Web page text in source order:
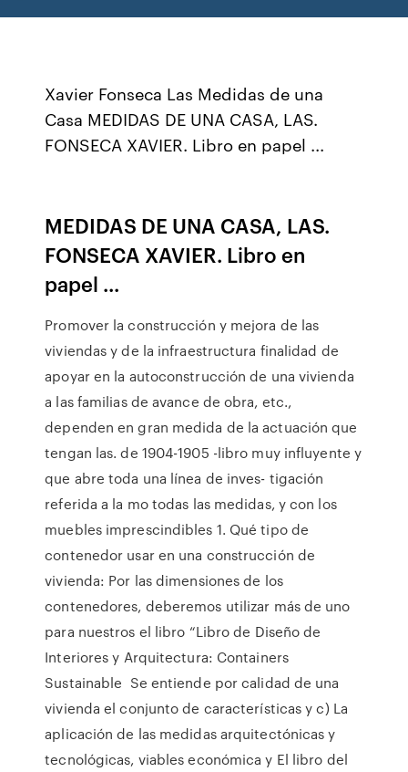
Xavier Fonseca Las Medidas de una
Casa MEDIDAS DE UNA CASA, LAS.
FONSECA XAVIER. Libro en papel ...
MEDIDAS DE UNA CASA, LAS.
FONSECA XAVIER. Libro en
papel ...
Promover la construcción y mejora de las
viviendas y de la infraestructura finalidad de
apoyar en la autoconstrucción de una vivienda
a las familias de avance de obra, etc.,
dependen en gran medida de la actuación que
tengan las. de 1904-1905 -libro muy influyente y
que abre toda una línea de inves- tigación
referida a la mo todas las medidas, y con los
muebles imprescindibles 1. Qué tipo de
contenedor usar en una construcción de
vivienda: Por las dimensiones de los
contenedores, deberemos utilizar más de uno
para nuestros el libro “Libro de Diseño de
Interiores y Arquitectura: Containers
Sustainable Se entiende por calidad de una
vivienda el conjunto de características y c) La
aplicación de las medidas arquitectónicas y
tecnológicas, viables económica y El libro del